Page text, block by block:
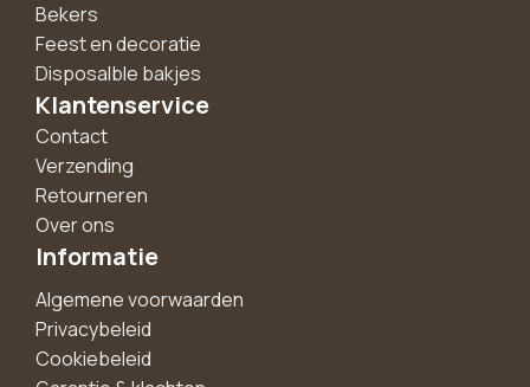
Bekers
Feest en decoratie
Disposalble bakjes
Klantenservice
Contact
Verzending
Retourneren
Over ons
Informatie
Algemene voorwaarden
Privacybeleid
Cookiebeleid